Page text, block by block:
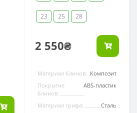
23 25 28
2 550₴
Материал блинов: Композит
Покрытие
блинов:
ABS-пластик
Материал грифа:
Сталь